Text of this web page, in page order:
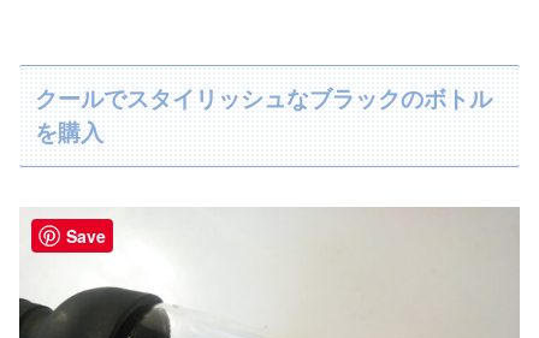
クールでスタイリッシュなブラックのボトル
を購入
Save